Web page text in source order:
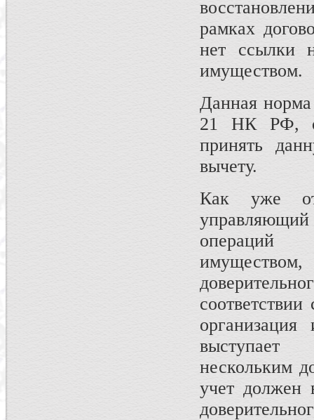
рамках
нет ссылки
имуществом.
Данная норма
21 НК РФ,
принять
вычету.
Как уже
операций
выступает
нескольким
учет должен